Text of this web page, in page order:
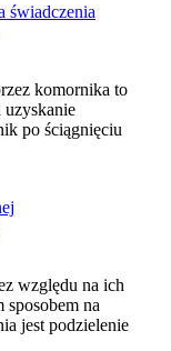
świadczenia
komornika to
uzyskanie
po ściągnięciu
względu na ich
na
jest podzielenie